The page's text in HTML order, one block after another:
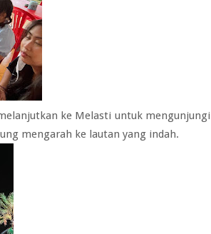
ke Melasti untuk mengunjungi
mengarah ke lautan yang indah.